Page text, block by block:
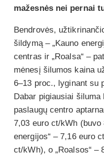
mažesnės nei pernai
Bendrovės,
šildymą – „Kauno
centras ir „Roalsa“ –
mėnesį šilumos kaina
6–13 proc., lyginant su
Dabar pigiausiai šiluma
paslaugų centro
7,03 euro ct/kWh (buvo
energijos“ – 7,16 euro
ct/kWh), o „Roalsos“ –